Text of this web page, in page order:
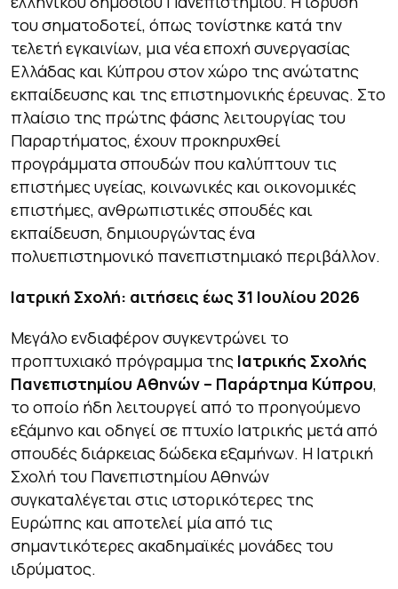
του σηματοδοτεί, όπως τονίστηκε κατά την
τελετή εγκαινίων, μια νέα εποχή συνεργασίας
Ελλάδας και Κύπρου στον χώρο της ανώτατης
εκπαίδευσης και της επιστημονικής έρευνας. Στο
πλαίσιο της πρώτης φάσης λειτουργίας του
Παραρτήματος, έχουν προκηρυχθεί
προγράμματα σπουδών που καλύπτουν τις
επιστήμες υγείας, κοινωνικές και οικονομικές
επιστήμες, ανθρωπιστικές σπουδές και
εκπαίδευση, δημιουργώντας ένα
πολυεπιστημονικό πανεπιστημιακό περιβάλλον.
Ιατρική Σχολή: αιτήσεις έως 31 Ιουλίου 2026
Μεγάλο ενδιαφέρον συγκεντρώνει το
προπτυχιακό πρόγραμμα της Ιατρικής Σχολής
Πανεπιστημίου Αθηνών – Παράρτημα Κύπρου,
το οποίο ήδη λειτουργεί από το προηγούμενο
εξάμηνο και οδηγεί σε πτυχίο Ιατρικής μετά από
σπουδές διάρκειας δώδεκα εξαμήνων. Η Ιατρική
Σχολή του Πανεπιστημίου Αθηνών
συγκαταλέγεται στις ιστορικότερες της
Ευρώπης και αποτελεί μία από τις
σημαντικότερες ακαδημαϊκές μονάδες του
ιδρύματος.